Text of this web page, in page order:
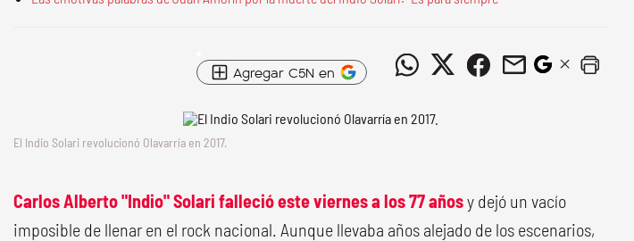
Agregar C5N en
El Indio Solari revolucionó Olavarría en 2017.
Carlos Alberto "Indio" Solari falleció este viernes a los 77 añosy dejó un vacío
imposible de llenar en el rock nacional. Aunque llevaba años alejado de los escenarios,